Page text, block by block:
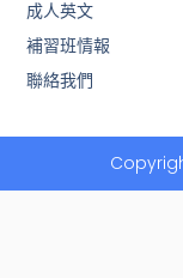
-
f
成人英文
補習班情報
聯絡我們